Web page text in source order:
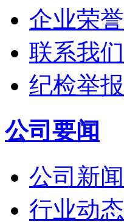
企业荣誉
联系我们
纪检举报
公司要闻
公司新闻
行业动态